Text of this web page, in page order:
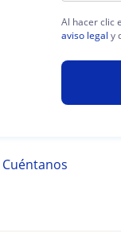
Al hacer clic
aviso legal y
Cuéntanos